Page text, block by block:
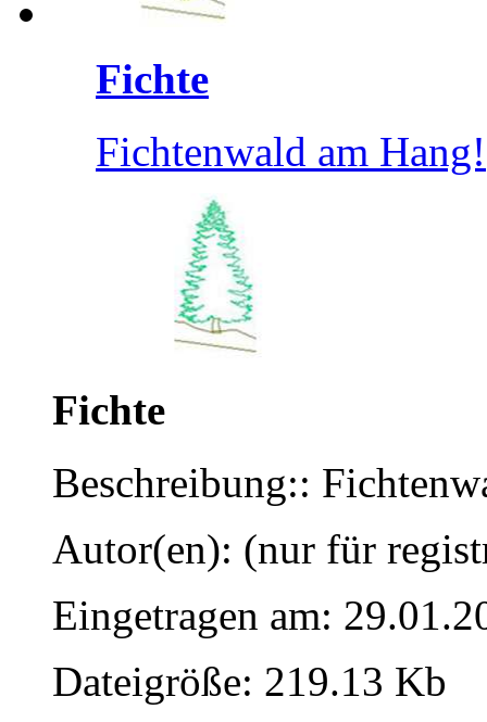
Fichte
Fichtenwald am Hang!
Fichte
Beschreibung::
Autor(en): (nur für
Eingetragen am:
Dateigröße: 219.13 Kb